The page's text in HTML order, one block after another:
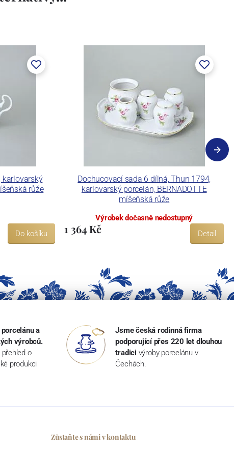
karlovarský
růže
Do košíku
Dochucovací sada 6 dílná, Thun 1794,
karlovarský porcelán, BERNADOTTE
míšeňská růže
Výrobek dočasně nedostupný
1 364 Kč Detail
a
výrobců.
o
produkci
Jsme česká rodinná firma
podporující přes 220 let dlouhou
tradici výroby porcelánu v
Čechách.
Zůstaňte s námi v kontaktu